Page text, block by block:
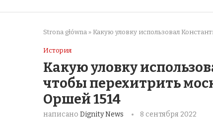
Strona główna » Какую уловку использовал
История
Какую уловку
чтобы перехитрить
Оршей 1514
написано Dignity News 8 сентября 2022